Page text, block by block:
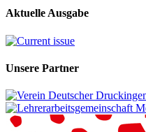
Aktuelle Ausgabe
Unsere Partner